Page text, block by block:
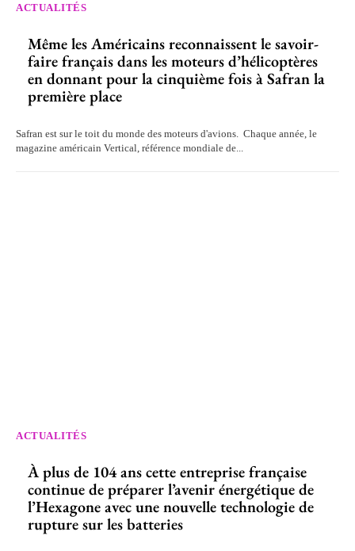
ACTUALITÉS
Même les Américains reconnaissent le savoir-
faire français dans les moteurs d’hélicoptères
en donnant pour la cinquième fois à Safran la
première place
Safran est sur le toit du monde des moteurs d'avions. Chaque année, le
magazine américain Vertical, référence mondiale de...
ACTUALITÉS
À plus de 104 ans cette entreprise française
continue de préparer l’avenir énergétique de
l’Hexagone avec une nouvelle technologie de
rupture sur les batteries